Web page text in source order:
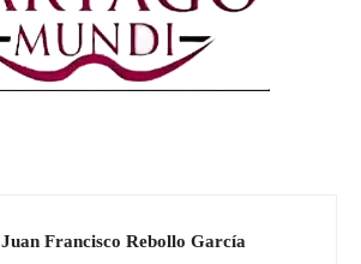
Juan Francisco Rebollo García